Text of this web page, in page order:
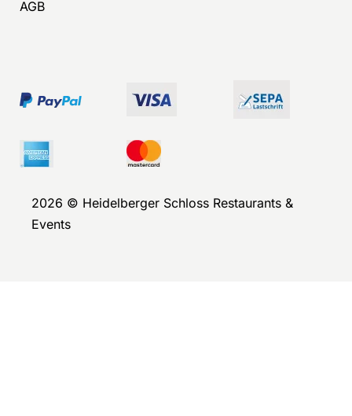
AGB
2026 © Heidelberger Schloss Restaurants &
Events